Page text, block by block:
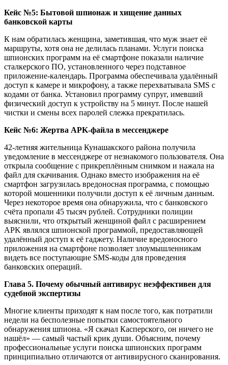
Кейс №5: Бытовой шпионаж и хищение данных
банковской карты
К нам обратилась женщина, заметившая, что муж знает её
маршруты, хотя она не делилась планами. Услуги поиска
шпионских программ на её смартфоне показали наличие
сталкерского ПО, установленного через подставное
приложение-календарь. Программа обеспечивала удалённый
доступ к камере и микрофону, а также перехватывала SMS с
кодами от банка. Установил программу супруг, имевший
физический доступ к устройству на 5 минут. После нашей
чистки и смены всех паролей слежка прекратилась.
Кейс №6: Жертва APK-файла в мессенджере
42-летняя жительница Кунашакского района получила
уведомление в мессенджере от незнакомого пользователя. Она
открыла сообщение с прикреплённым снимком и нажала на
файл для скачивания. Однако вместо изображения на её
смартфон загрузилась вредоносная программа, с помощью
которой мошенники получили доступ к её личным данным.
Через некоторое время она обнаружила, что с банковского
счёта пропали 45 тысяч рублей. Сотрудники полиции
выяснили, что открытый женщиной файл с расширением
APK являлся шпионской программой, предоставляющей
удалённый доступ к её гаджету. Наличие вредоносного
приложения на смартфоне позволяет злоумышленникам
видеть все поступающие SMS-коды для проведения
банковских операций.
Глава 5. Почему обычный антивирус неэффективен для
судебной экспертизы
Многие клиенты приходят к нам после того, как потратили
недели на бесполезные попытки самостоятельного
обнаружения шпиона. «Я скачал Касперского, он ничего не
нашёл» — самый частый крик души. Объясним, почему
профессиональные услуги поиска шпионских программ
принципиально отличаются от антивирусного сканирования.